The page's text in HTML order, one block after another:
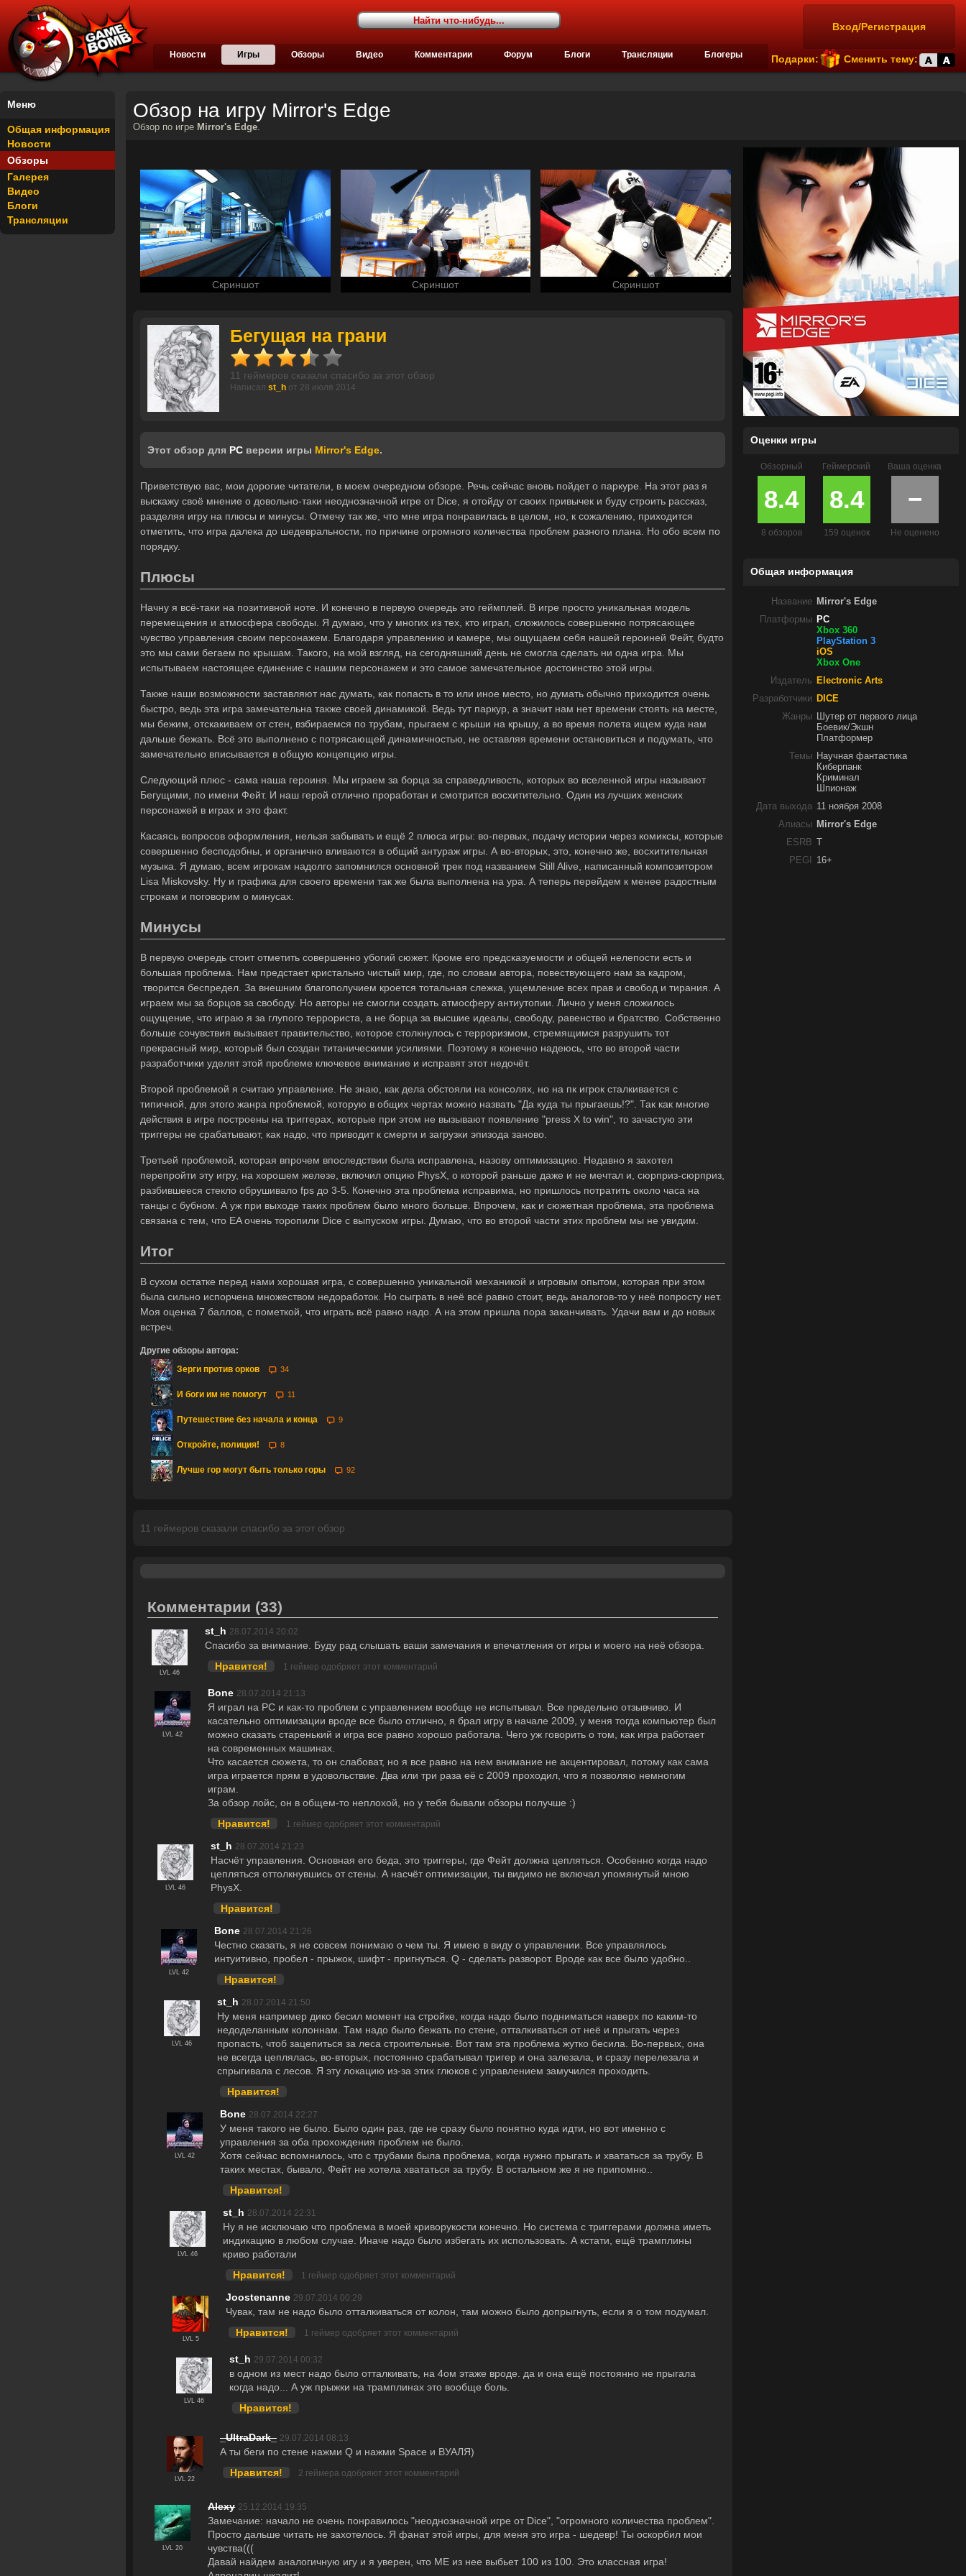
Вход/Регистрация
Подарки: Сменить тему:
Новости Игры Обзоры Видео Комментарии Форум Блоги Трансляции Блогеры
Меню
Общая информация
Новости
Обзоры
Галерея
Видео
Блоги
Трансляции
Обзор на игру Mirror's Edge
Обзор по игре Mirror's Edge.
Скриншот Скриншот Скриншот
Бегущая на грани
11 геймеров сказали спасибо за этот обзор
Написал st_h от 28 июля 2014
Этот обзор для PC версии игры Mirror's Edge.
Приветствую вас, мои дорогие читатели, в моем очередном обзоре. Речь сейчас вновь пойдет о паркуре. На этот раз я
выскажу своё мнение о довольно-таки неоднозначной игре от Dice, я отойду от своих привычек и буду строить рассказ,
разделяя игру на плюсы и минусы. Отмечу так же, что мне игра понравилась в целом, но, к сожалению, приходится
отметить, что игра далека до шедевральности, по причине огромного количества проблем разного плана. Но обо всем по
порядку.
Плюсы
Начну я всё-таки на позитивной ноте. И конечно в первую очередь это геймплей. В игре просто уникальная модель
перемещения и атмосфера свободы. Я думаю, что у многих из тех, кто играл, сложилось совершенно потрясающее
чувство управления своим персонажем. Благодаря управлению и камере, мы ощущаем себя нашей героиней Фейт, будто
это мы сами бегаем по крышам. Такого, на мой взгляд, на сегодняшний день не смогла сделать ни одна игра. Мы
испытываем настоящее единение с нашим персонажем и это самое замечательное достоинство этой игры.
Также наши возможности заставляют нас думать, как попасть в то или иное место, но думать обычно приходится очень
быстро, ведь эта игра замечательна также своей динамикой. Ведь тут паркур, а значит нам нет времени стоять на месте,
мы бежим, отскакиваем от стен, взбираемся по трубам, прыгаем с крыши на крышу, а во время полета ищем куда нам
дальше бежать. Всё это выполнено с потрясающей динамичностью, не оставляя времени остановиться и подумать, что
замечательно вписывается в общую концепцию игры.
Следующий плюс - сама наша героиня. Мы играем за борца за справедливость, которых во вселенной игры называют
Бегущими, по имени Фейт. И наш герой отлично проработан и смотрится восхитительно. Один из лучших женских
персонажей в играх и это факт.
Касаясь вопросов оформления, нельзя забывать и ещё 2 плюса игры: во-первых, подачу истории через комиксы, которые
совершенно бесподобны, и органично вливаются в общий антураж игры. А во-вторых, это, конечно же, восхитительная
музыка. Я думаю, всем игрокам надолго запомнился основной трек под названием Still Alive, написанный композитором
Lisa Miskovsky. Ну и графика для своего времени так же была выполнена на ура. А теперь перейдем к менее радостным
строкам и поговорим о минусах.
Минусы
В первую очередь стоит отметить совершенно убогий сюжет. Кроме его предсказуемости и общей нелепости есть и
большая проблема. Нам предстает кристально чистый мир, где, по словам автора, повествующего нам за кадром,
творится беспредел. За внешним благополучием кроется тотальная слежка, ущемление всех прав и свобод и тирания. А
играем мы за борцов за свободу. Но авторы не смогли создать атмосферу антиутопии. Лично у меня сложилось
ощущение, что играю я за глупого террориста, а не борца за высшие идеалы, свободу, равенство и братство. Собственно
больше сочувствия вызывает правительство, которое столкнулось с терроризмом, стремящимся разрушить тот
прекрасный мир, который был создан титаническими усилиями. Поэтому я конечно надеюсь, что во второй части
разработчики уделят этой проблеме ключевое внимание и исправят этот недочёт.
Второй проблемой я считаю управление. Не знаю, как дела обстояли на консолях, но на пк игрок сталкивается с
типичной, для этого жанра проблемой, которую в общих чертах можно назвать "Да куда ты прыгаешь!?". Так как многие
действия в игре построены на триггерах, которые при этом не вызывают появление "press X to win", то зачастую эти
триггеры не срабатывают, как надо, что приводит к смерти и загрузки эпизода заново.
Третьей проблемой, которая впрочем впоследствии была исправлена, назову оптимизацию. Недавно я захотел
перепройти эту игру, на хорошем железе, включил опцию PhysX, о которой раньше даже и не мечтал и, сюрприз-сюрприз,
разбившееся стекло обрушивало fps до 3-5. Конечно эта проблема исправима, но пришлось потратить около часа на
танцы с бубном. А уж при выходе таких проблем было много больше. Впрочем, как и сюжетная проблема, эта проблема
связана с тем, что EA очень торопили Dice с выпуском игры. Думаю, что во второй части этих проблем мы не увидим.
Итог
В сухом остатке перед нами хорошая игра, с совершенно уникальной механикой и игровым опытом, которая при этом
была сильно испорчена множеством недоработок. Но сыграть в неё всё равно стоит, ведь аналогов-то у неё попросту нет.
Моя оценка 7 баллов, с пометкой, что играть всё равно надо. А на этом пришла пора заканчивать. Удачи вам и до новых
встреч.
Другие обзоры автора:
Зерги против орков
34
И боги им не помогут 11
Путешествие без начала и конца 9
Откройте, полиция! 8
Лучше гор могут быть только горы 92
11 геймеров сказали спасибо за этот обзор
Комментарии (33)
LVL 46
st_h 28.07.2014 20:02
Спасибо за внимание. Буду рад слышать ваши замечания и впечатления от игры и моего на неё обзора.
Нравится!
1 геймер одобряет этот комментарий
LVL 42
Bоne 28.07.2014 21:13
Я играл на PC и как-то проблем с управлением вообще не испытывал. Все предельно отзывчиво. И
касательно оптимизации вроде все было отлично, я брал игру в начале 2009, у меня тогда компьютер был
можно сказать старенький и игра все равно хорошо работала. Чего уж говорить о том, как игра работает
на современных машинах.
Что касается сюжета, то он слабоват, но я все равно на нем внимание не акцентировал, потому как сама
игра играется прям в удовольствие. Два или три раза её с 2009 проходил, что я позволяю немногим
играм.
За обзор лойс, он в общем-то неплохой, но у тебя бывали обзоры получше :)
Нравится!
1 геймер одобряет этот комментарий
LVL 46
st_h 28.07.2014 21:23
Насчёт управления. Основная его беда, это триггеры, где Фейт должна цепляться. Особенно когда надо
цепляться оттолкнувшись от стены. А насчёт оптимизации, ты видимо не включал упомянутый мною
PhysX.
Нравится!
LVL 42
Bоne 28.07.2014 21:26
Честно сказать, я не совсем понимаю о чем ты. Я имею в виду о управлении. Все управлялось
интуитивно, пробел - прыжок, шифт - пригнуться. Q - сделать разворот. Вроде как все было удобно..
Нравится!
LVL 46
st_h 28.07.2014 21:50
Ну меня например дико бесил момент на стройке, когда надо было подниматься наверх по каким-то
недоделанным колоннам. Там надо было бежать по стене, отталкиваться от неё и прыгать через
пропасть, чтоб зацепиться за леса строительные. Вот там эта проблема жутко бесила. Во-первых, она
не всегда цеплялась, во-вторых, постоянно срабатывал тригер и она залезала, и сразу перелезала и
спрыгивала с лесов. Я эту локацию из-за этих глюков с управлением замучился проходить.
Нравится!
LVL 42
Bоne 28.07.2014 22:27
У меня такого не было. Было один раз, где не сразу было понятно куда идти, но вот именно с
управления за оба прохождения проблем не было.
Хотя сейчас вспомнилось, что с трубами была проблема, когда нужно прыгать и хвататься за трубу. В
таких местах, бывало, Фейт не хотела хвататься за трубу. В остальном же я не припомню..
Нравится!
LVL 46
st_h 28.07.2014 22:31
Ну я не исключаю что проблема в моей криворукости конечно. Но система с триггерами должна иметь
индикацию в любом случае. Иначе надо было избегать их использовать. А кстати, ещё трамплины
криво работали
Нравится!
1 геймер одобряет этот комментарий
LVL 5
Joostenanne 29.07.2014 00:29
Чувак, там не надо было отталкиваться от колон, там можно было допрыгнуть, если я о том подумал.
Нравится!
1 геймер одобряет этот комментарий
LVL 46
st_h 29.07.2014 00:32
в одном из мест надо было отталкивать, на 4ом этаже вроде. да и она ещё постоянно не прыгала
когда надо... А уж прыжки на трамплинах это вообще боль.
Нравится!
LVL 22
_UltraDark_ 29.07.2014 08:13
А ты беги по стене нажми Q и нажми Space и ВУАЛЯ)
Нравится!
2 геймера одобряют этот комментарий
LVL 20
Alexy 25.12.2014 19:35
Замечание: начало не очень понравилось "неоднозначной игре от Dice", "огромного количества проблем".
Просто дальше читать не захотелось. Я фанат этой игры, для меня это игра - шедевр! Ты оскорбил мои
чувства(((
Давай найдем аналогичную игу и я уверен, что МЕ из нее выбьет 100 из 100. Это классная игра!
Оценки игры
Обзорный
8.4
8 обзоров
Геймерский
8.4
159 оценок
Ваша оценка
−
Не оценено
Общая информация
Название Mirror's Edge
Платформы PC
Xbox 360
PlayStation 3
iOS
Xbox One
Издатель
Electronic Arts
Разработчики
DICE
Жанры Шутер от первого лица
Боевик/Экшн
Платформер
Темы Научная фантастика
Киберпанк
Криминал
Шпионаж
Дата выхода 11 ноября 2008
Алиасы Mirror's Edge
ESRB
PEGI
16+